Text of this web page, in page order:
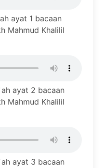
ayat 1 bacaan
Mahmud Khalilil
ayat 2 bacaan
Mahmud Khalilil
ayat 3 bacaan